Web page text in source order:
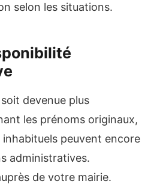
selon les situations.
devenue plus
les prénoms originaux,
peuvent encore
administratives.
de votre mairie.